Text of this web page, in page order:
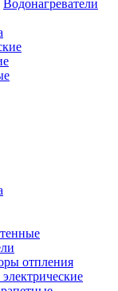
Водонагреватели
отпления